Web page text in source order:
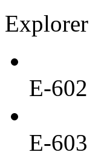
Explorer
E-602
E-603